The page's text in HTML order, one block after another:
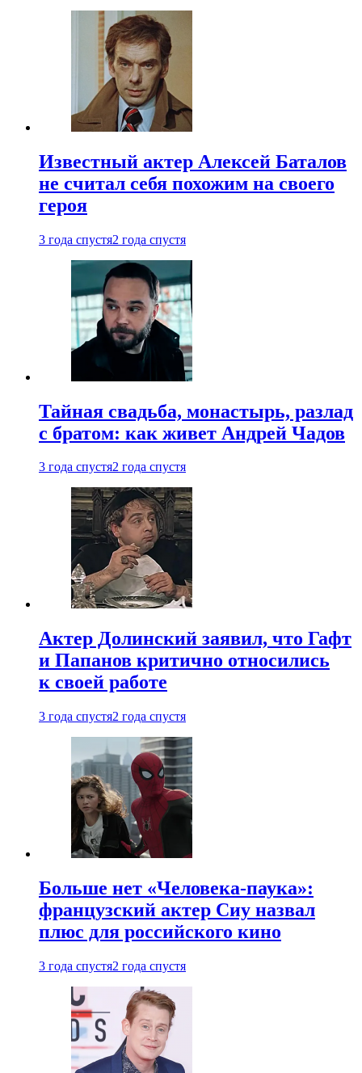
Известный актер Алексей Баталов
не считал себя похожим на своего
героя
3 года спустя2 года спустя
Тайная свадьба, монастырь, разлад
с братом: как живет Андрей Чадов
3 года спустя2 года спустя
Актер Долинский заявил, что Гафт
и Папанов критично относились
к своей работе
3 года спустя2 года спустя
Больше нет «Человека-паука»:
французский актер Сиу назвал
плюс для российского кино
3 года спустя2 года спустя